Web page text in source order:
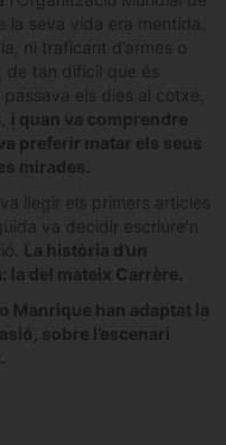
seva vida era mentida.
ni traficant d’armes o
de tan difícil que és
els dies al cotxe,
i quan va comprendre
preferir matar els seus
mirades.
llegir els primers articles
va decidir escriure’n
La història d’un
la del mateix Carrère.
Manrique han adaptat la
sobre l’escenari